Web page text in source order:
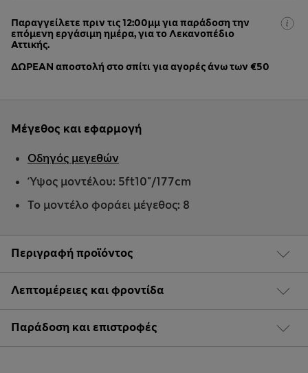
Παραγγείλετε πριν τις 12:00μμ για παράδοση την
επόμενη εργάσιμη ημέρα, για το Λεκανοπέδιο
Αττικής.
ΔΩΡΕΑΝ αποστολή στο σπίτι για αγορές άνω των €50
Περιγραφή προϊόντος
Λεπτομέρειες και φροντίδα
Παράδοση και επιστροφές
Μέγεθος και εφαρμογή
Ύψος μοντέλου: 5ft10"/177cm
Το μοντέλο φοράει μέγεθος: 8
Οδηγός μεγεθών